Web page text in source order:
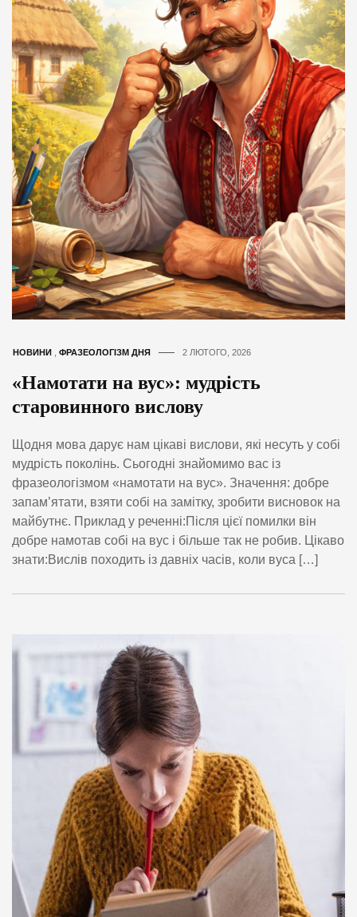
НОВИНИ ФРАЗЕОЛОГІЗМ ДНЯ 2 ЛЮТОГО, 2026
«Намотати на вус»: мудрість
старовинного вислову
Щодня мова дарує нам цікаві вислови, які несуть у собі
мудрість поколінь. Сьогодні знайомимо вас із
фразеологізмом «намотати на вус». Значення: добре
запам’ятати, взяти собі на замітку, зробити висновок на
майбутнє. Приклад у реченні:Після цієї помилки він
добре намотав собі на вус і більше так не робив. Цікаво
знати:Вислів походить із давніх часів, коли вуса […]